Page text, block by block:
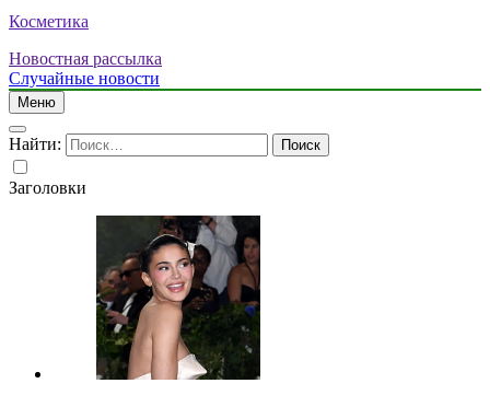
Косметика
Новостная рассылка
Случайные новости
Меню
Найти:
Заголовки